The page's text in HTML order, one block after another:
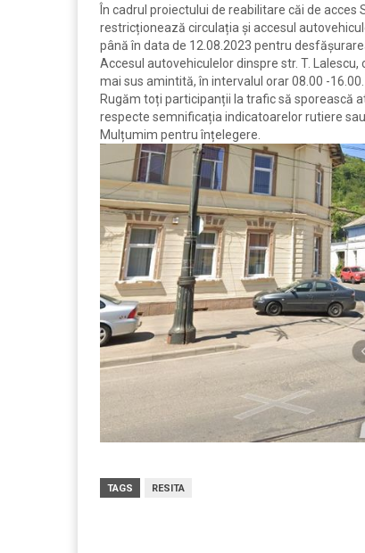
În cadrul proiectului de reabilitare căi de acces
restricționează circulația și accesul
până în data de 12.08.2023 pentru
Accesul autovehiculelor dinspre str. T.
mai sus amintită, în intervalul orar 08.00 -16.00.
Rugăm toți participanții la trafic să sporească
respecte semnificația indicatoarelor rutiere
Mulțumim pentru înțelegere.
TAGS RESITA